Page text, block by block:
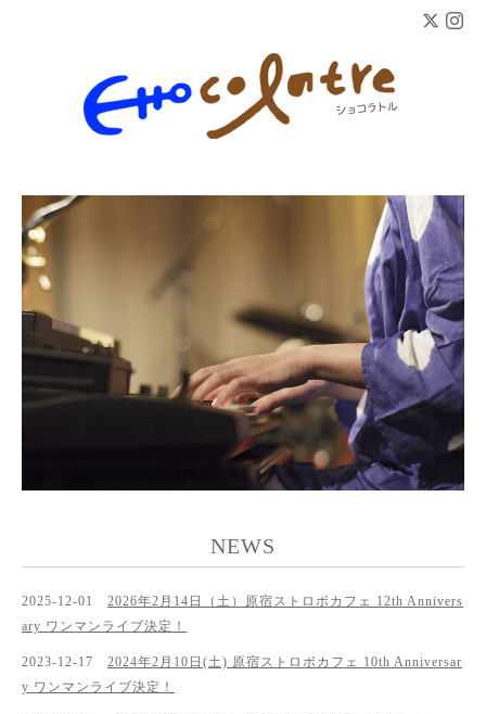
NEWS
2025-12-01
2026年2月14日（土）原宿ストロボカフェ 12th Annivers
ary ワンマンライブ決定！
2023-12-17
2024年2月10日(土) 原宿ストロボカフェ 10th Anniversar
y ワンマンライブ決定！